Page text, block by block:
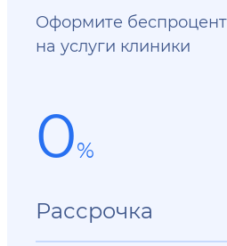
Оформите
на услуги клиники
0%
Рассрочка